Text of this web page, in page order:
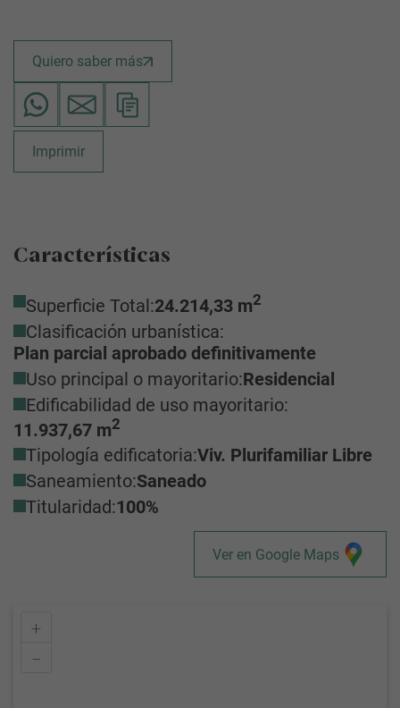
Quiero saber más
Imprimir
Características
Superficie Total:24.214,33 m2
Clasificación urbanística:
Plan parcial aprobado definitivamente
Uso principal o mayoritario:Residencial
Edificabilidad de uso mayoritario:
11.937,67 m2
Tipología edificatoria:Viv. Plurifamiliar Libre
Saneamiento:Saneado
Titularidad:100%
Ver en Google Maps
+
–